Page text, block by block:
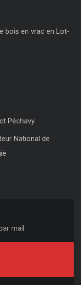
bois en vrac en Lot-
Péchavy
National de
mail